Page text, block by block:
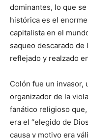
dominantes, lo que
histórica es el
capitalista en el
saqueo descarado de
reflejado y realzado
Colón fue un invasor,
organizador de la
fanático religioso
era el “elegido de
causa y motivo era